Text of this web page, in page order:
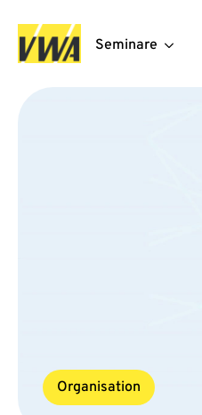
Seminare
Organisation